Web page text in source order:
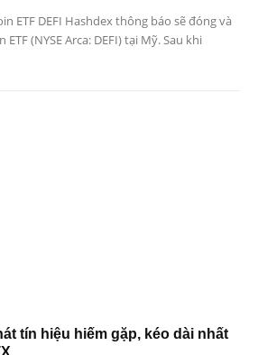
ETF DEFI Hashdex thông báo sẽ đóng và
(NYSE Arca: DEFI) tại Mỹ. Sau khi
tín hiệu hiếm gặp, kéo dài nhất